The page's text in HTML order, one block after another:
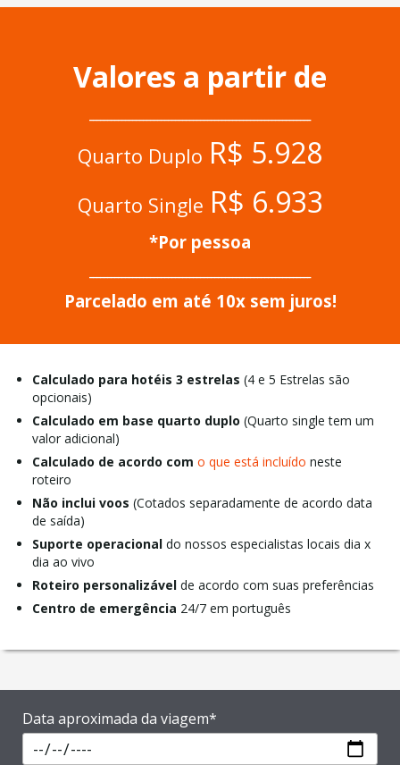
Valores a partir de
Quarto Duplo R$ 5.928
Quarto Single R$ 6.933
*Por pessoa
Parcelado em até 10x sem juros!
Calculado para hotéis 3 estrelas (4 e 5 Estrelas são
opcionais)
Calculado em base quarto duplo (Quarto single tem um
valor adicional)
Calculado de acordo com o que está incluído neste
roteiro
Não inclui voos (Cotados separadamente de acordo data
de saída)
Suporte operacional do nossos especialistas locais dia x
dia ao vivo
Roteiro personalizável de acordo com suas preferências
Centro de emergência 24/7 em português
Data aproximada da viagem*